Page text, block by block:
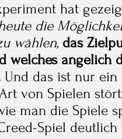
hat
die
wählen, das
welches angelich
Und das ist nur ein
von Spielen
man die Spiele
Spiel